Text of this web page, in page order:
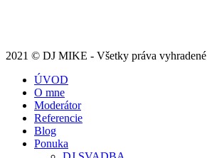
2021 © DJ MIKE - Všetky práva vyhradené
ÚVOD
O mne
Moderátor
Referencie
Blog
Ponuka